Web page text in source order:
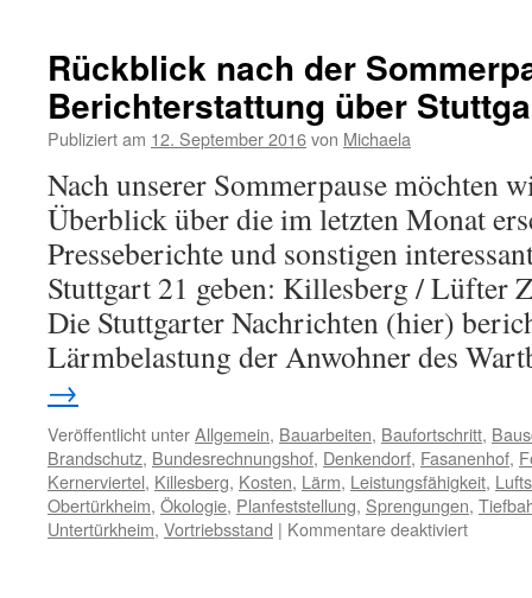
Rückblick nach der
Berichterstattung über
Publiziert am 12. September 2016von Michaela
Nach unserer Sommerpause möchten
Überblick über die im letzten Monat
Presseberichte und sonstigen
Stuttgart 21 geben: Killesberg / Lüfter
Die Stuttgarter Nachrichten (hier)
Lärmbelastung der Anwohner des
→
Veröffentlicht unterAllgemein, Bauarbeiten, Baufortschritt,
Brandschutz, Bundesrechnungshof, Denkendorf, Fasanenhof,
Kernerviertel, Killesberg, Kosten, Lärm, Leistungsfähigkeit,
Obertürkheim, Ökologie, Planfeststellung, Sprengungen,
Untertürkheim, Vortriebsstand | Kommentare deaktiviert